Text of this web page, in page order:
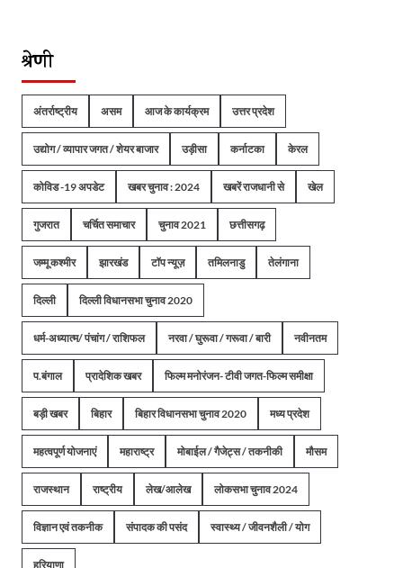
श्रेणी
अंतर्राष्ट्रीय असम आज के कार्यक्रम उत्तर प्रदेश
उद्योग / व्यापार जगत / शेयर बाजार उड़ीसा कर्नाटका केरल
कोविड -19 अपडेट खबर चुनाव : 2024 खबरें राजधानी से खेल
गुजरात चर्चित समाचार चुनाव 2021 छत्तीसगढ़
जम्मू कश्मीर झारखंड टॉप न्यूज़ तमिलनाडु तेलंगाना
दिल्ली दिल्ली विधानसभा चुनाव 2020
धर्म-अध्यात्म/ पंचांग / राशिफल नरवा / घुरूवा / गरूवा / बारी नवीनतम
प.बंगाल प्रादेशिक खबर फिल्म मनोरंजन- टीवी जगत-फिल्म समीक्षा
बड़ी खबर बिहार बिहार विधानसभा चुनाव 2020 मध्य प्रदेश
महत्वपूर्ण योजनाएं महाराष्ट्र मोबाईल / गैजेट्स / तकनीकी मौसम
राजस्थान राष्ट्रीय लेख/आलेख लोकसभा चुनाव 2024
विज्ञान एवं तकनीक संपादक की पसंद स्वास्थ्य / जीवनशैली / योग
हरियाणा